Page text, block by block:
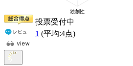
投票受付中
1 (平均:4点)